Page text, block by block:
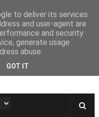
de
to deliver its services
and user-agent are
and security
generate usage
abuse.
GOT IT